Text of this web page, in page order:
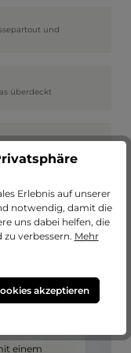
und
überdeckt
einem
Erlebnis auf unserer
notwendig, damit die
uns dabei helfen, die
verbessern. Mehr
akzeptieren